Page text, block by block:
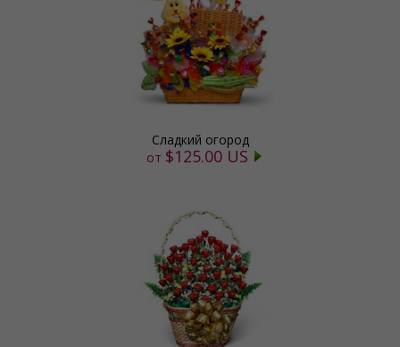
Сладкий огород
от $125.00 US